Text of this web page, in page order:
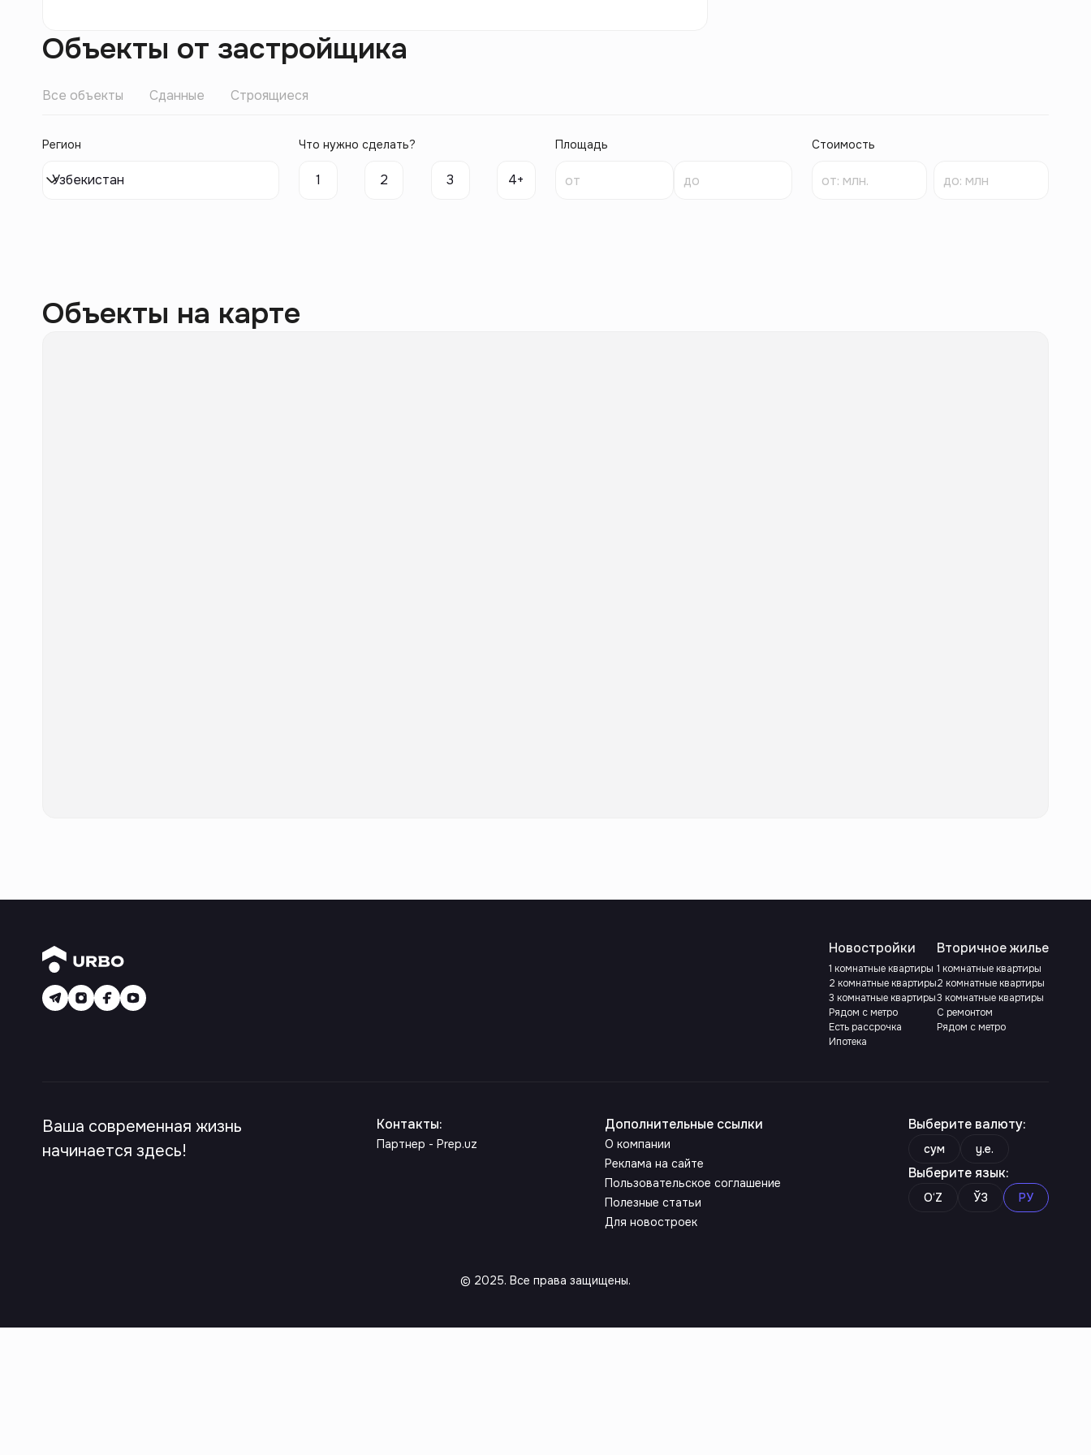
Объекты от застройщика
Все объекты Сданные Строящиеся
Регион
Узбекистан
Что нужно сделать?
1 2 3 4+
Площадь Стоимость
Объекты на карте
Новостройки
1 комнатные квартиры
2 комнатные квартиры
3 комнатные квартиры
Рядом с метро
Есть рассрочка
Ипотека
Вторичное жилье
1 комнатные квартиры
2 комнатные квартиры
3 комнатные квартиры
С ремонтом
Рядом с метро
Ваша современная жизнь
начинается здесь!
Контакты:
Партнер - Prep.uz
Дополнительные ссылки
О компании
Реклама на сайте
Пользовательское соглашение
Полезные статьи
Для новостроек
Выберите валюту:
сум y.e.
Выберите язык:
O‘Z ЎЗ РУ
© 2025. Все права защищены.